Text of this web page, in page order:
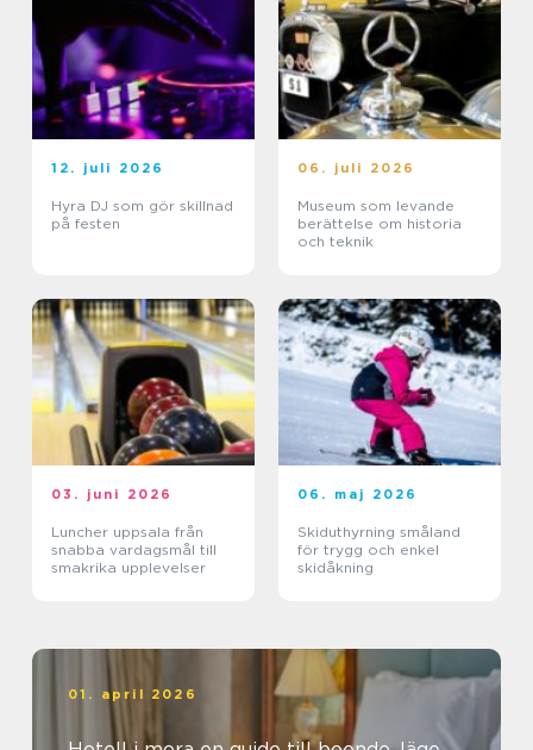
12. juli 2026
Hyra DJ som gör skillnad
på festen
06. juli 2026
Museum som levande
berättelse om historia
och teknik
03. juni 2026
Luncher uppsala från
snabba vardagsmål till
smakrika upplevelser
06. maj 2026
Skiduthyrning småland
för trygg och enkel
skidåkning
01. april 2026